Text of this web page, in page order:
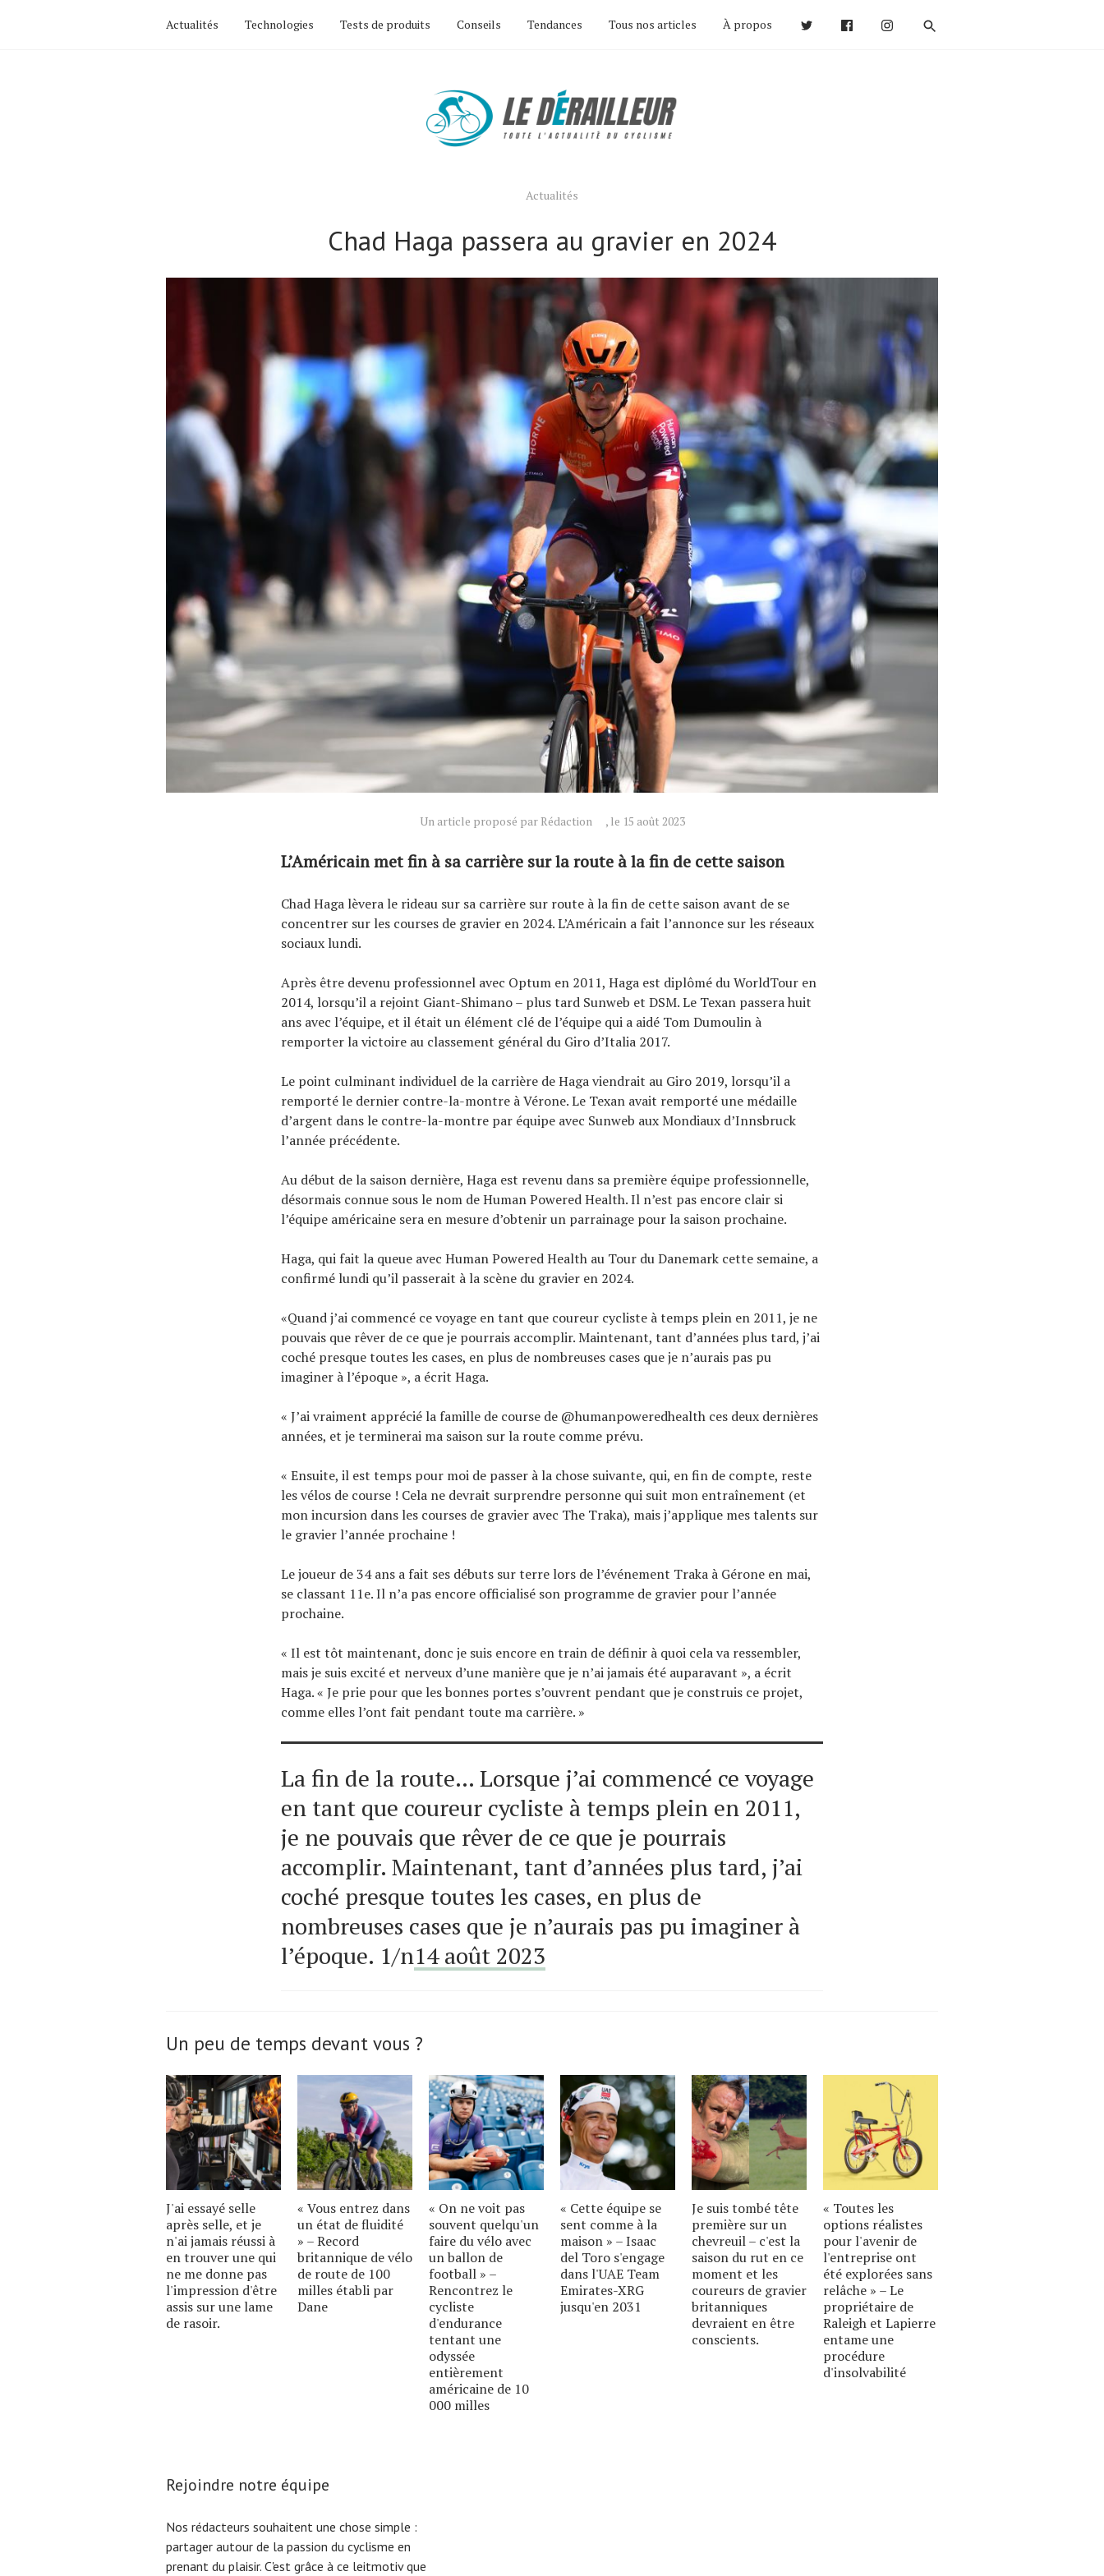
Actualités Technologies Tests de produits Conseils Tendances Tous nos articles À propos
Actualités
Chad Haga passera au gravier en 2024
Un article proposé par Rédaction , le 15 août 2023
L’Américain met fin à sa carrière sur la route à la fin de cette saison
Chad Haga lèvera le rideau sur sa carrière sur route à la fin de cette saison avant de se
concentrer sur les courses de gravier en 2024. L’Américain a fait l’annonce sur les réseaux
sociaux lundi.
Après être devenu professionnel avec Optum en 2011, Haga est diplômé du WorldTour en
2014, lorsqu’il a rejoint Giant-Shimano – plus tard Sunweb et DSM. Le Texan passera huit
ans avec l’équipe, et il était un élément clé de l’équipe qui a aidé Tom Dumoulin à
remporter la victoire au classement général du Giro d’Italia 2017.
Le point culminant individuel de la carrière de Haga viendrait au Giro 2019, lorsqu’il a
remporté le dernier contre-la-montre à Vérone. Le Texan avait remporté une médaille
d’argent dans le contre-la-montre par équipe avec Sunweb aux Mondiaux d’Innsbruck
l’année précédente.
Au début de la saison dernière, Haga est revenu dans sa première équipe professionnelle,
désormais connue sous le nom de Human Powered Health. Il n’est pas encore clair si
l’équipe américaine sera en mesure d’obtenir un parrainage pour la saison prochaine.
Haga, qui fait la queue avec Human Powered Health au Tour du Danemark cette semaine, a
confirmé lundi qu’il passerait à la scène du gravier en 2024.
«Quand j’ai commencé ce voyage en tant que coureur cycliste à temps plein en 2011, je ne
pouvais que rêver de ce que je pourrais accomplir. Maintenant, tant d’années plus tard, j’ai
coché presque toutes les cases, en plus de nombreuses cases que je n’aurais pas pu
imaginer à l’époque », a écrit Haga.
« J’ai vraiment apprécié la famille de course de @humanpoweredhealth ces deux dernières
années, et je terminerai ma saison sur la route comme prévu.
« Ensuite, il est temps pour moi de passer à la chose suivante, qui, en fin de compte, reste
les vélos de course ! Cela ne devrait surprendre personne qui suit mon entraînement (et
mon incursion dans les courses de gravier avec The Traka), mais j’applique mes talents sur
le gravier l’année prochaine !
Le joueur de 34 ans a fait ses débuts sur terre lors de l’événement Traka à Gérone en mai,
se classant 11e. Il n’a pas encore officialisé son programme de gravier pour l’année
prochaine.
« Il est tôt maintenant, donc je suis encore en train de définir à quoi cela va ressembler,
mais je suis excité et nerveux d’une manière que je n’ai jamais été auparavant », a écrit
Haga. « Je prie pour que les bonnes portes s’ouvrent pendant que je construis ce projet,
comme elles l’ont fait pendant toute ma carrière. »
La fin de la route… Lorsque j’ai commencé ce voyage
en tant que coureur cycliste à temps plein en 2011,
je ne pouvais que rêver de ce que je pourrais
accomplir. Maintenant, tant d’années plus tard, j’ai
coché presque toutes les cases, en plus de
nombreuses cases que je n’aurais pas pu imaginer à
l’époque. 1/n14 août 2023
Un peu de temps devant vous ?
J'ai essayé selle
après selle, et je
n'ai jamais réussi à
en trouver une qui
ne me donne pas
l'impression d'être
assis sur une lame
de rasoir.
« Vous entrez dans
un état de fluidité
» – Record
britannique de vélo
de route de 100
milles établi par
Dane
« On ne voit pas
souvent quelqu'un
faire du vélo avec
un ballon de
football » –
Rencontrez le
cycliste
d'endurance
tentant une
odyssée
entièrement
américaine de 10
000 milles
« Cette équipe se
sent comme à la
maison » – Isaac
del Toro s'engage
dans l'UAE Team
Emirates-XRG
jusqu'en 2031
Je suis tombé tête
première sur un
chevreuil – c'est la
saison du rut en ce
moment et les
coureurs de gravier
britanniques
devraient en être
conscients.
« Toutes les
options réalistes
pour l'avenir de
l'entreprise ont
été explorées sans
relâche » – Le
propriétaire de
Raleigh et Lapierre
entame une
procédure
d'insolvabilité
Rejoindre notre équipe
Nos rédacteurs souhaitent une chose simple :
partager autour de la passion du cyclisme en
prenant du plaisir. C'est grâce à ce leitmotiv que